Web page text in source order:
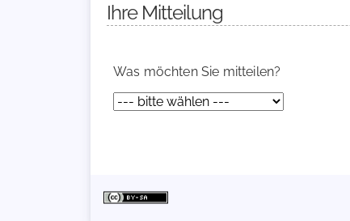
Ihre Mitteilung
Was möchten Sie mitteilen?